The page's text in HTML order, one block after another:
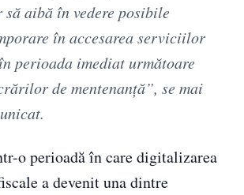
aibă în vedere posibile
în accesarea serviciilor
perioada imediat următoare
de mentenanță”, se mai
o perioadă în care digitalizarea
a devenit una dintre